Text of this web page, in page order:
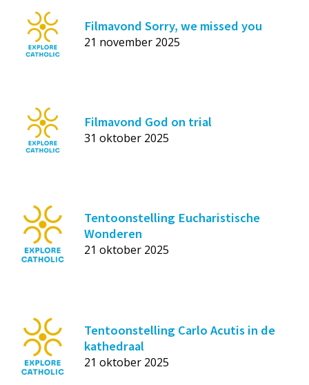
Filmavond Sorry, we missed you
21 november 2025
Filmavond God on trial
31 oktober 2025
Tentoonstelling Eucharistische
Wonderen
21 oktober 2025
Tentoonstelling Carlo Acutis in de
kathedraal
21 oktober 2025